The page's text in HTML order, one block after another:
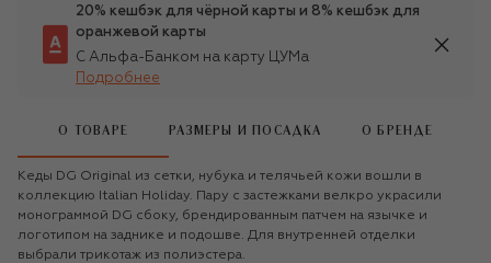
20% кешбэк для чёрной карты и 8% кешбэк для
оранжевой карты
С Альфа-Банком на карту ЦУМа
Подробнее
О ТОВАРЕ РАЗМЕРЫ И ПОСАДКА О БРЕНДЕ
Кеды DG Original из сетки, нубука и телячьей кожи вошли в
коллекцию Italian Holiday. Пару с застежками велкро украсили
монограммой DG сбоку, брендированным патчем на язычке и
логотипом на заднике и подошве. Для внутренней отделки
выбрали трикотаж из полиэстера.